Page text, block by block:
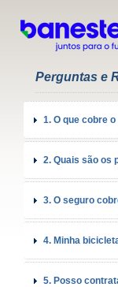
Perguntas e
1. O que cobre
2. Quais são os
3. O seguro
4. Minha
5. Posso